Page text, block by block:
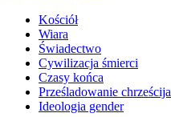
Kościół
Wiara
Świadectwo
Cywilizacja śmierci
Czasy końca
Prześladowanie
Ideologia gender